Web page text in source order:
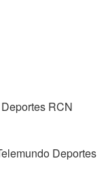
RCN
Deportes